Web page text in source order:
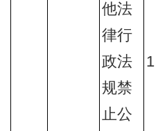
他法
律行
政法
规禁
止公
1